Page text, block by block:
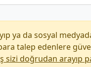
ya da sosyal
talep edenlere
sizi doğrudan arayıp